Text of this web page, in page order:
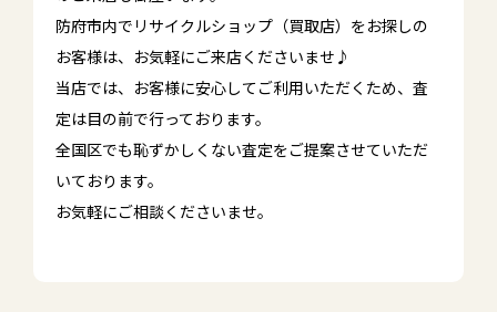
防府市内でリサイクルショップ（買取店）をお探しの
お客様は、お気軽にご来店くださいませ♪
当店では、お客様に安心してご利用いただくため、査
定は目の前で行っております。
全国区でも恥ずかしくない査定をご提案させていただ
いております。
お気軽にご相談くださいませ。